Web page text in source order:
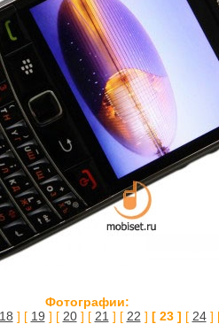
Фотографии:
18 ] [ 19 ] [ 20] [ 21 ] [ 22 ] [ 23 ] [ 24]